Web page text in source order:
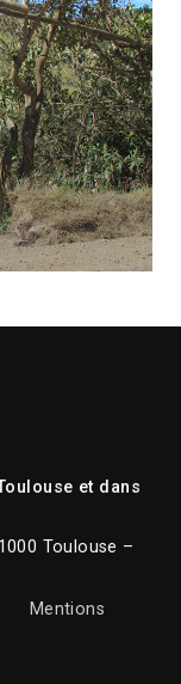
et dans
Toulouse –
Mentions